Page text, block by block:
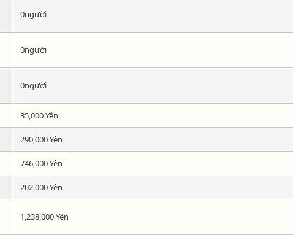
0người
0người
0người
35,000 Yên
290,000 Yên
746,000 Yên
202,000 Yên
1,238,000 Yên